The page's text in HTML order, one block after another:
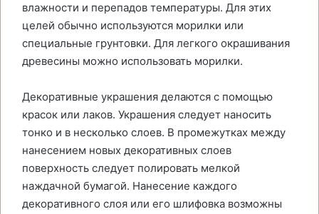
влажности и перепадов температуры. Для этих
целей обычно используются морилки или
специальные грунтовки. Для легкого окрашивания
древесины можно использовать морилки.
Декоративные украшения делаются с помощью
красок или лаков. Украшения следует наносить
тонко и в несколько слоев. В промежутках между
нанесением новых декоративных слоев
поверхность следует полировать мелкой
наждачной бумагой. Нанесение каждого
декоративного слоя или его шлифовка возможны